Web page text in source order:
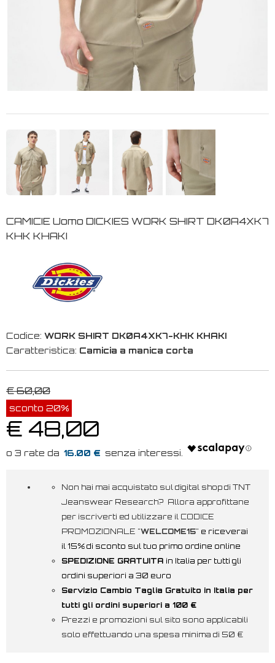
CAMICIE Uomo DICKIES WORK SHIRT DK0A4XK7
KHK KHAKI
Codice: WORK SHIRT DK0A4XK7-KHK KHAKI
Caratteristica: Camicia a manica corta
€ 60,00
sconto 20%
€ 48,00
16.00 €
Non hai mai acquistato sul digital shop di TNT
Jeanswear Research? Allora approfittane
per iscriverti ed utilizzare il CODICE
PROMOZIONALE "WELCOME15" e riceverai
il 15% di sconto sul tuo primo ordine online
SPEDIZIONE GRATUITA in Italia per tutti gli
ordini superiori a 30 euro
Servizio Cambio Taglia Gratuito in Italia per
tutti gli ordini superiori a 100 €
Prezzi e promozioni sul sito sono applicabili
solo effettuando una spesa minima di 50 €